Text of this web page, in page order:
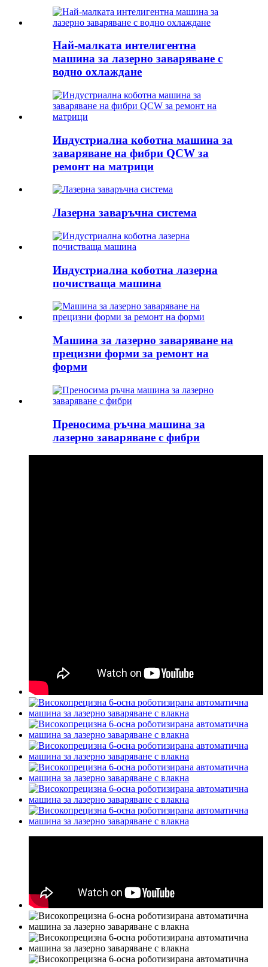
Най-малката интелигентна
машина за лазерно заваряване с
водно охлаждане
Индустриална коботна машина за
заваряване на фибри QCW за
ремонт на матрици
Лазерна заваръчна система
Индустриална коботна лазерна
почистваща машина
Машина за лазерно заваряване на
прецизни форми за ремонт на
форми
Преносима ръчна машина за
лазерно заваряване с фибри